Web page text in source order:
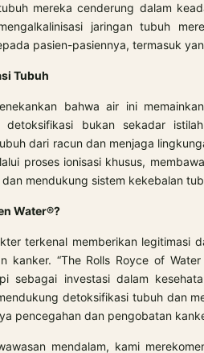
mereka cenderung dalam
jaringan tubuh
pasien-pasiennya, termasuk
Tubuh
bahwa air ini
bukan sekadar
dari racun dan menjaga
proses ionisasi khusus,
mendukung sistem kekebalan
Water®?
terkenal memberikan legitimasi
kanker. “The Rolls Royce of
sebagai investasi dalam
detoksifikasi tubuh dan
pencegahan dan pengobatan
mendalam, kami